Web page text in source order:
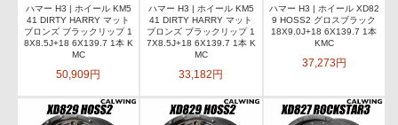
ハマー H3 | ホイール KM5
41 DIRTY HARRY マット
ブロンズ ブラックリップ 1
8X8.5J+18 6X139.7 1本 K
MC
50,909円
ハマー H3 | ホイール KM5
41 DIRTY HARRY マット
ブロンズ ブラックリップ 1
7X8.5J+18 6X139.7 1本 K
MC
33,182円
ハマー H3 | ホイール XD82
9 HOSS2 グロスブラック
18X9.0J+18 6X139.7 1本
KMC
37,273円